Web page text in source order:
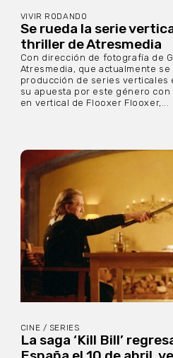
VIVIR RODANDO
Se rueda la serie
thriller de Atresmedia
Con dirección de fotografía de
Atresmedia, que actualmente
producción de series verticales
su apuesta por este género con
en vertical de Flooxer Flooxer,...
CINE / SERIES
La saga ‘Kill Bill’